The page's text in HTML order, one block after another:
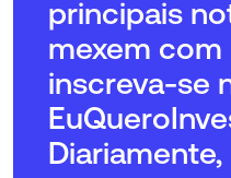
principais
mexem com
inscreva-se